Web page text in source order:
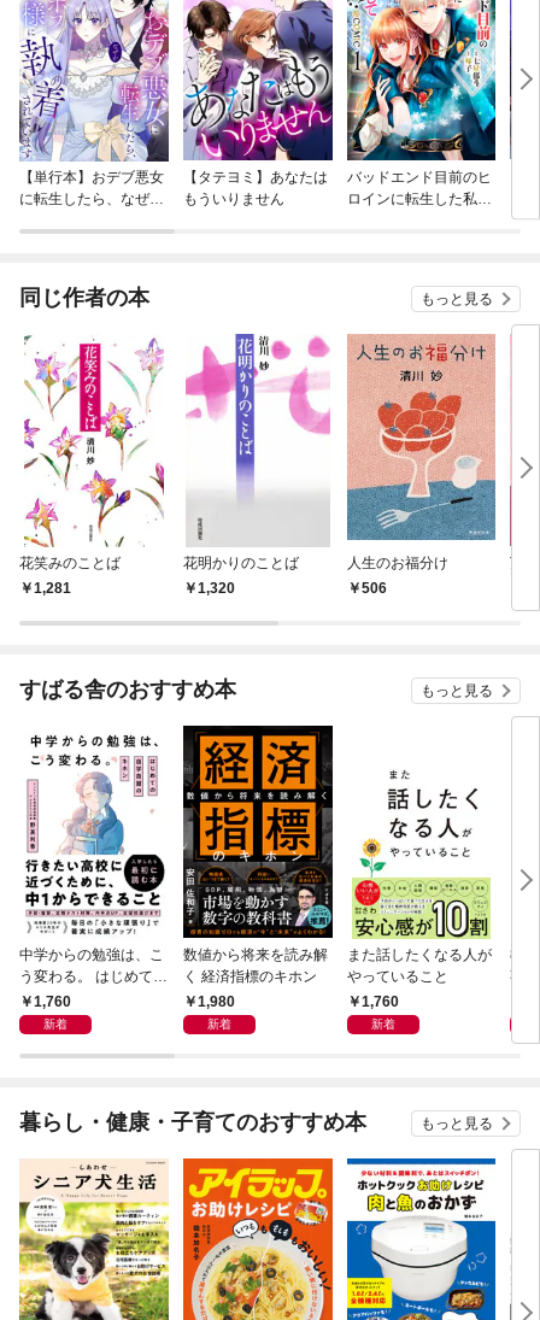
【単行本】おデブ悪女
に転生したら、なぜか
【タテヨミ】あなたは
もういりません
バッドエンド目前のヒ
ロインに転生した私、
同じ作者の本 もっと見る
花笑みのことば
1,281
花明かりのことば
1,320
人生のお福分け
506
万
すばる舎のおすすめ本 もっと見る
中学からの勉強は、こ
う変わる。 はじめての
自学自習のキホン
1,760
新着
数値から将来を読み解
く 経済指標のキホン
1,980
新着
また話したくなる人が
やっていること
1,760
新着
83
事
暮らし・健康・子育てのおすすめ本 もっと見る